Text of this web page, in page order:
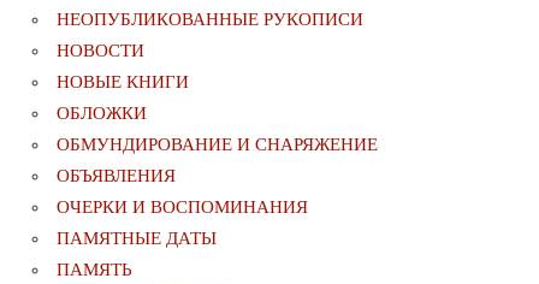
НЕОПУБЛИКОВАННЫЕ РУКОПИСИ
НОВОСТИ
НОВЫЕ КНИГИ
ОБЛОЖКИ
ОБМУНДИРОВАНИЕ И СНАРЯЖЕНИЕ
ОБЪЯВЛЕНИЯ
ОЧЕРКИ И ВОСПОМИНАНИЯ
ПАМЯТНЫЕ ДАТЫ
ПАМЯТЬ